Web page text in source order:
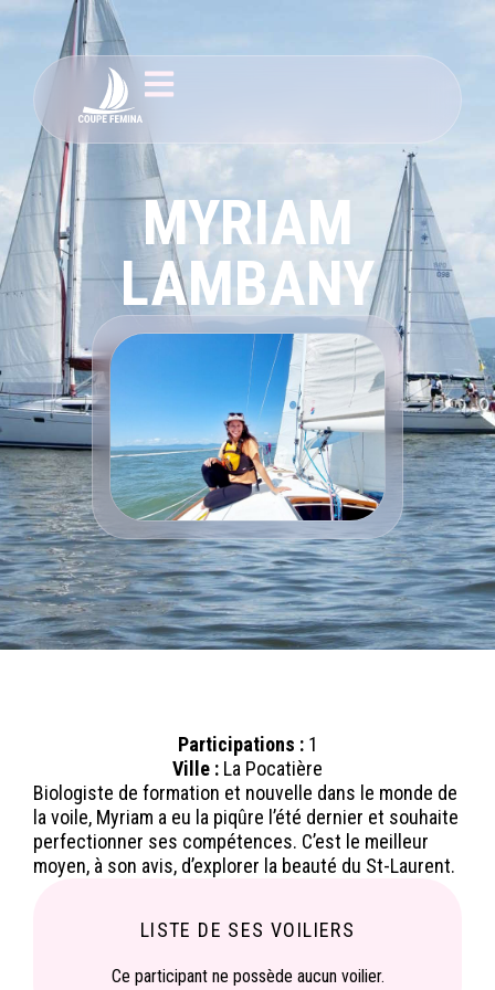
MYRIAM
LAMBANY
Participations : 1
Ville : La Pocatière
Biologiste de formation et nouvelle dans le monde de
la voile, Myriam a eu la piqûre l’été dernier et souhaite
perfectionner ses compétences. C’est le meilleur
moyen, à son avis, d’explorer la beauté du St-Laurent.
LISTE DE SES VOILIERS
Ce participant ne possède aucun voilier.